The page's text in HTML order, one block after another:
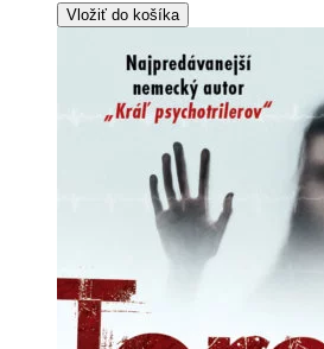
Vložiť do košíka